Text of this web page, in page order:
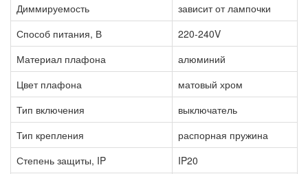
Диммируемость
зависит от лампочки
Способ питания, В
220-240V
Материал плафона
алюминий
Цвет плафона
матовый хром
Тип включения
выключатель
Тип крепления
распорная пружина
Степень защиты, IP
IP20